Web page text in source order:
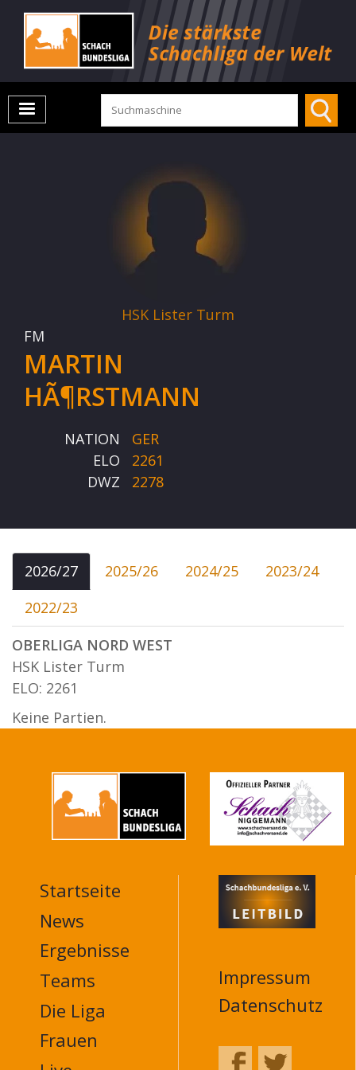
HSK Lister Turm
FM
MARTIN
HÃ¶RSTMANN
NATION
GER
ELO
2261
DWZ
2278
2026/27 2025/26 2024/25
2023/24
2022/23
OBERLIGA NORD WEST
HSK Lister Turm
ELO: 2261
Keine Partien.
MAIN
NAVIGATION
FOOTER
Startseite
News
Ergebnisse
Teams
Die Liga
Frauen
Impressum
Datenschutz